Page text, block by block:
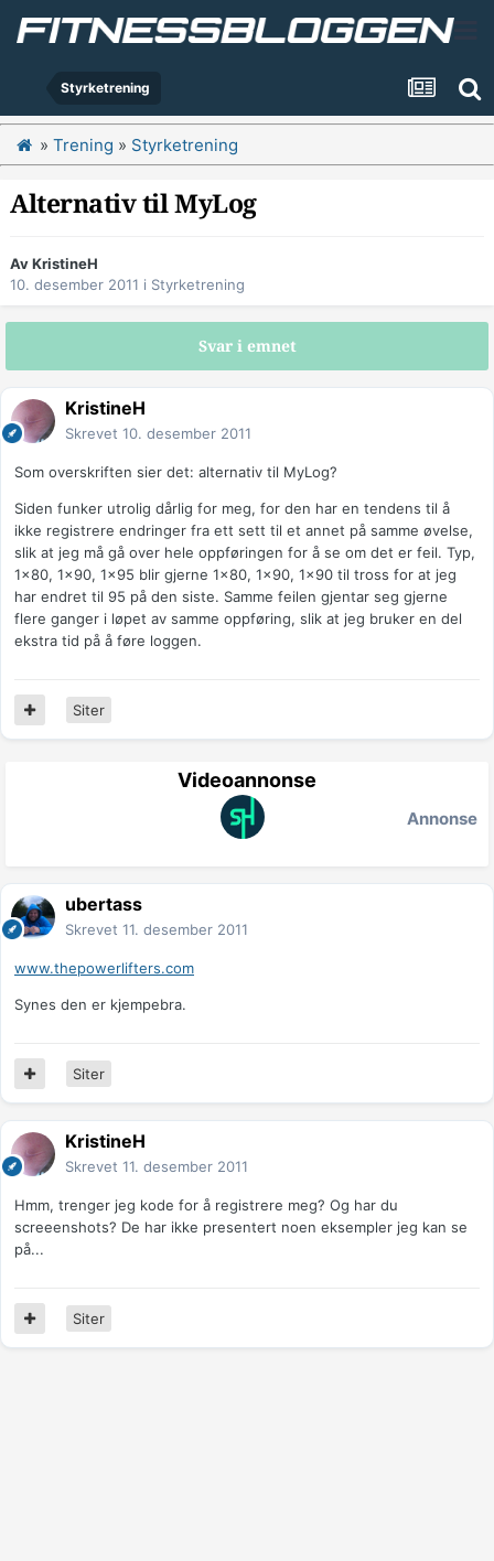
Styrketrening
» Trening » Styrketrening
Alternativ til MyLog
AvKristineH
10. desember 2011 i Styrketrening
Svar i emnet
KristineH
Skrevet 10. desember 2011
Som overskriften sier det: alternativ til MyLog?
Siden funker utrolig dårlig for meg, for den har en tendens til å
ikke registrere endringer fra ett sett til et annet på samme øvelse,
slik at jeg må gå over hele oppføringen for å se om det er feil. Typ,
1x80, 1x90, 1x95 blir gjerne 1x80, 1x90, 1x90 til tross for at jeg
har endret til 95 på den siste. Samme feilen gjentar seg gjerne
flere ganger i løpet av samme oppføring, slik at jeg bruker en del
ekstra tid på å føre loggen.
Siter
Videoannonse
Annonse
ubertass
Skrevet 11. desember 2011
www.thepowerlifters.com
Synes den er kjempebra.
Siter
KristineH
Skrevet 11. desember 2011
Hmm, trenger jeg kode for å registrere meg? Og har du
screeenshots? De har ikke presentert noen eksempler jeg kan se
på...
Siter